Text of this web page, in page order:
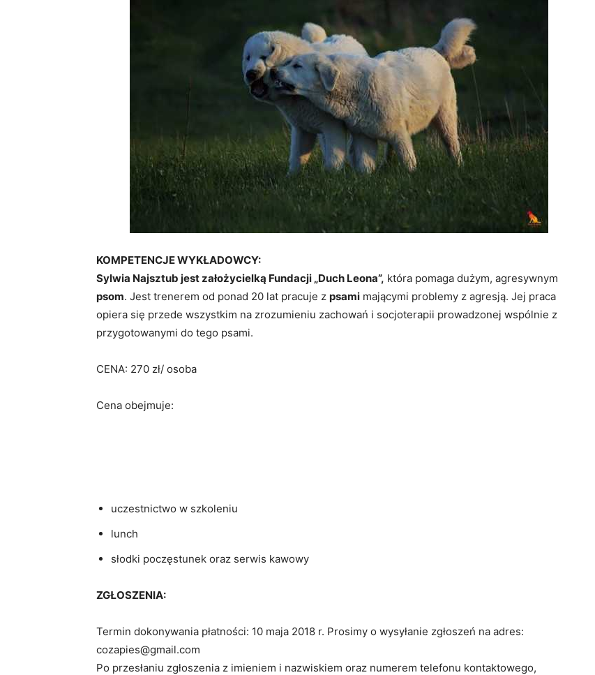
KOMPETENCJE WYKŁADOWCY:
Sylwia Najsztub jest założycielką Fundacji „Duch Leona”, która pomaga dużym, agresywnym
psom. Jest trenerem od ponad 20 lat pracuje z psami mającymi problemy z agresją. Jej praca
opiera się przede wszystkim na zrozumieniu zachowań i socjoterapii prowadzonej wspólnie z
przygotowanymi do tego psami.
CENA: 270 zł/ osoba
Cena obejmuje:
uczestnictwo w szkoleniu
lunch
słodki poczęstunek oraz serwis kawowy
ZGŁOSZENIA:
Termin dokonywania płatności: 10 maja 2018 r. Prosimy o wysyłanie zgłoszeń na adres:
cozapies@gmail.com
Po przesłaniu zgłoszenia z imieniem i nazwiskiem oraz numerem telefonu kontaktowego,